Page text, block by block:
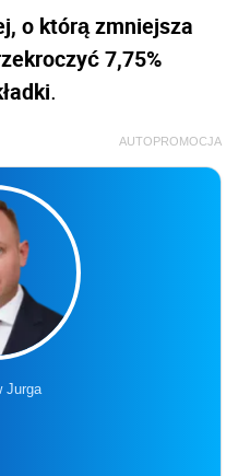
o którą zmniejsza
7,75%
.
AUTOPROMOCJA
Jurga